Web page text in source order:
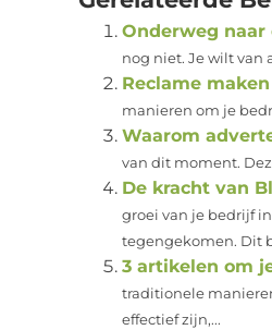
Onderweg
nog niet. Je wilt van
Reclame
manieren om je
Waarom
van dit moment.
De kracht van
groei van je bedrijf
tegengekomen. Dit
3 artikelen om
traditionele
effectief zijn,...